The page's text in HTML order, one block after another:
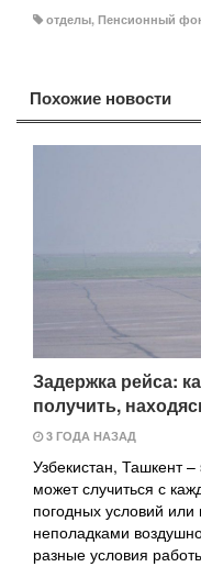
отделы, Пенсионный
Похожие новости
Задержка рейса:
получить,
3 ГОДА НАЗАД
Узбекистан, Ташкент
может случиться с
погодных условий или
неполадками
разные условия